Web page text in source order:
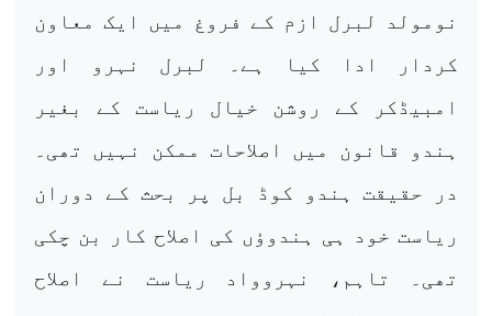
نومولد لبرل ازم کے فروغ میں ایک معاون
کردار ادا کیا ہے۔ لبرل نہرو اور
امبیڈکر کے روشن خیال ریاست کے بغیر
ہندو قانون میں اصلاحات ممکن نہیں تھی۔
در حقیقت ہندو کوڈ بل پر بحث کے دوران
ریاست خود ہی ہندوؤں کی اصلاح کار بن چکی
تھی۔ تاہم، نہروواد ریاست نے اصلاح